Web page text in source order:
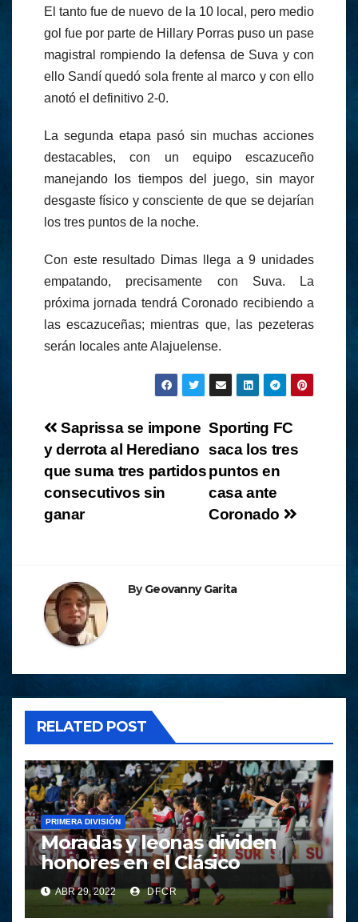
El tanto fue de nuevo de la 10 local, pero medio
gol fue por parte de Hillary Porras puso un pase
magistral rompiendo la defensa de Suva y con
ello Sandí quedó sola frente al marco y con ello
anotó el definitivo 2-0.
La segunda etapa pasó sin muchas acciones
destacables, con un equipo escazuceño
manejando los tiempos del juego, sin mayor
desgaste físico y consciente de que se dejarían
los tres puntos de la noche.
Con este resultado Dimas llega a 9 unidades
empatando, precisamente con Suva. La
próxima jornada tendrá Coronado recibiendo a
las escazuceñas; mientras que, las pezeteras
serán locales ante Alajuelense.
Navegación
de
entradas
Sporting FC
saca los tres
puntos en
casa ante
Coronado
Saprissa se impone
y derrota al Herediano
que suma tres partidos
consecutivos sin
ganar
ByGeovanny Garita
RELATED POST
PRIMERA DIVISIÓN
Moradas y leonas dividen
honores en el Clásico
ABR 29, 2022 DFCR